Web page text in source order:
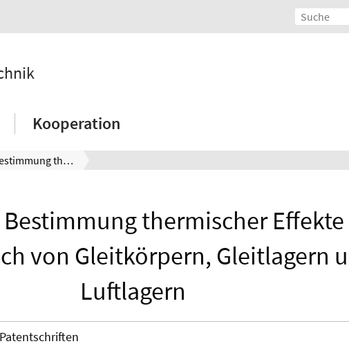
Kooperation
Sensor zur Bestimmung thermischer Effekte im Lagerbereich von Gleitkörpern, Gleitlagern und Luftlagern
Bestimmung thermischer
von Gleitkörpern, Gleitlagern
Luftlagern
Patentschriften